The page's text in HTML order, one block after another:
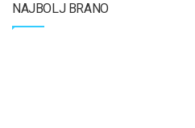
NAJBOLJ BRANO